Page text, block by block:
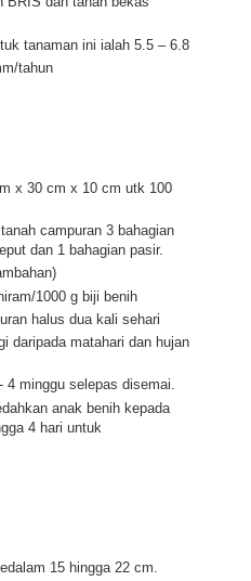
tanaman ini ialah 5.5 – 6.8
tahun
x 30 cm x 10 cm utk 100
campuran 3 bahagian
dan 1 bahagian pasir.
1000 g biji benih
halus dua kali sehari
daripada matahari dan hujan
4 minggu selepas disemai.
anak benih kepada
4 hari untuk
15 hingga 22 cm.